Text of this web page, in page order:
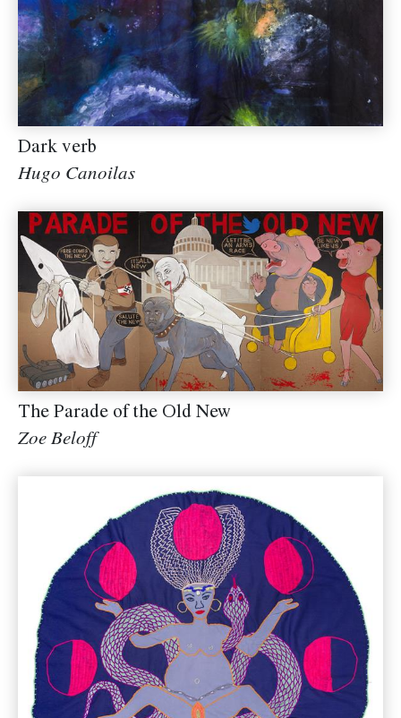
Dark verb
Hugo Canoilas
The Parade of the Old New
Zoe Beloff